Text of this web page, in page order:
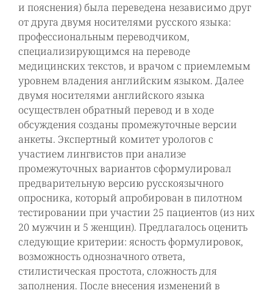
и пояснения) была переведена независимо друг
от друга двумя носителями русского языка:
профессиональным переводчиком,
специализирующимся на переводе
медицинских текстов, и врачом с приемлемым
уровнем владения английским языком. Далее
двумя носителями английского языка
осуществлен обратный перевод и в ходе
обсуждения созданы промежуточные версии
анкеты. Экспертный комитет урологов с
участием лингвистов при анализе
промежуточных вариантов сформулировал
предварительную версию русскоязычного
опросника, который апробирован в пилотном
тестировании при участии 25 пациентов (из них
20 мужчин и 5 женщин). Предлагалось оценить
следующие критерии: ясность формулировок,
возможность однозначного ответа,
стилистическая простота, сложность для
заполнения. После внесения изменений в